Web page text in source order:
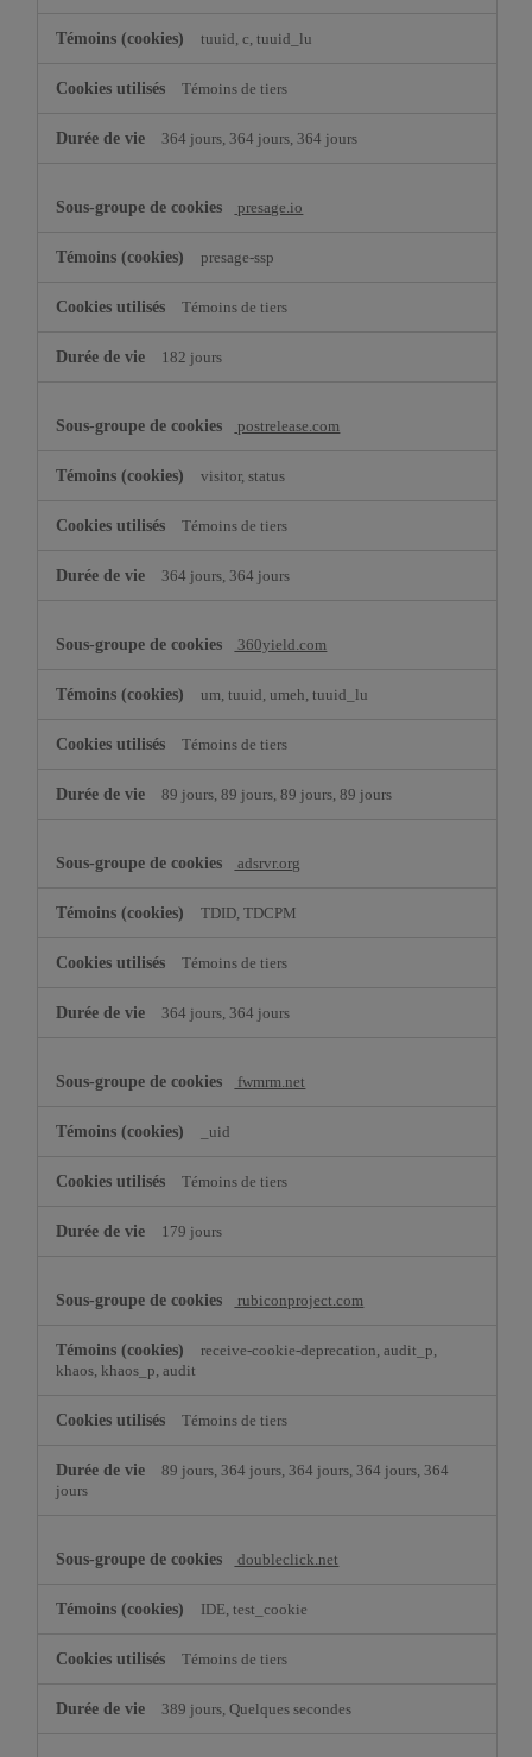
tuuid, c, tuuid_lu
Témoins de tiers
364 jours, 364 jours, 364 jours
presage.io
presage-ssp
Témoins de tiers
182 jours
postrelease.com
visitor, status
Témoins de tiers
364 jours, 364 jours
360yield.com
um, tuuid, umeh, tuuid_lu
Témoins de tiers
89 jours, 89 jours, 89 jours, 89 jours
adsrvr.org
TDID, TDCPM
Témoins de tiers
364 jours, 364 jours
fwmrm.net
_uid
Témoins de tiers
179 jours
rubiconproject.com
receive-cookie-deprecation, audit_p,
khaos, khaos_p, audit
Témoins de tiers
89 jours, 364 jours, 364 jours, 364 jours, 364
jours
doubleclick.net
IDE, test_cookie
Témoins de tiers
389 jours, Quelques secondes